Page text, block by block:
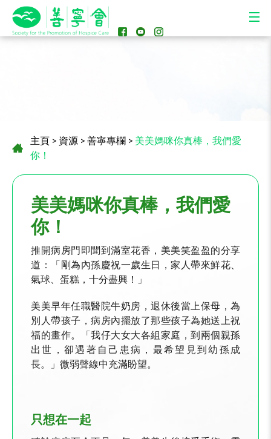
主頁 > 資源 > 善寧專欄 > 美美媽咪你真棒，我們愛
你！
美美媽咪你真棒，我們愛
你！
推開病房門即聞到滿室花香，美美笑盈盈的分享
道：「剛為內孫慶祝一歲生日，家人帶來鮮花、
氣球、蛋糕，十分盡興！」
美美早年任職醫院牛奶房，退休後當上保母，為
別人帶孩子，病房內擺放了那些孩子為她送上祝
福的畫作。「我仔大女大各組家庭，到兩個親孫
出世，卻遇著自己患病，最希望見到幼孫成
長。」微弱聲線中充滿盼望。
只想在一起